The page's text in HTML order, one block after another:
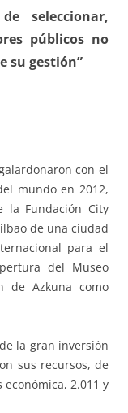
seleccionar,
públicos no
su gestión”
con el
mundo en 2012,
la Fundación City
de una ciudad
para el
del Museo
de Azkuna como
la gran inversión
sus recursos, de
2.011 y